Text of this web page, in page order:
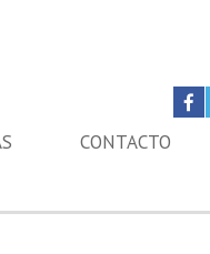
CONTACTO